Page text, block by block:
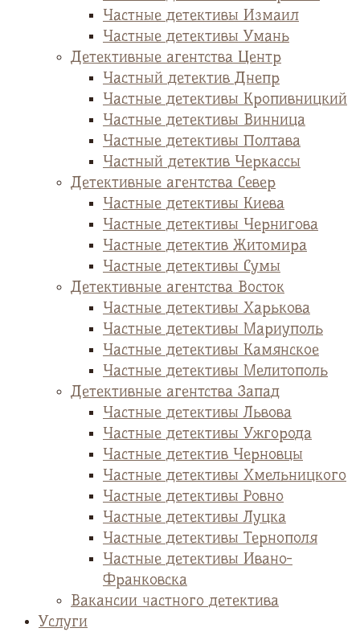
Частные детективы Измаил
Частные детективы Умань
Детективные агентства Центр
Частный детектив Днепр
Частные детективы Кропивницкий
Частные детективы Винница
Частные детективы Полтава
Частный детектив Черкассы
Детективные агентства Север
Частные детективы Киева
Частные детективы Чернигова
Частные детектив Житомира
Частные детективы Сумы
Детективные агентства Восток
Частные детективы Харькова
Частные детективы Мариуполь
Частные детективы Камянское
Частные детективы Мелитополь
Детективные агентства Запад
Частные детективы Львова
Частные детективы Ужгорода
Частные детектив Черновцы
Частные детективы Хмельницкого
Частные детективы Ровно
Частные детективы Луцка
Частные детективы Тернополя
Частные детективы Ивано-
Франковска
Вакансии частного детектива
Услуги